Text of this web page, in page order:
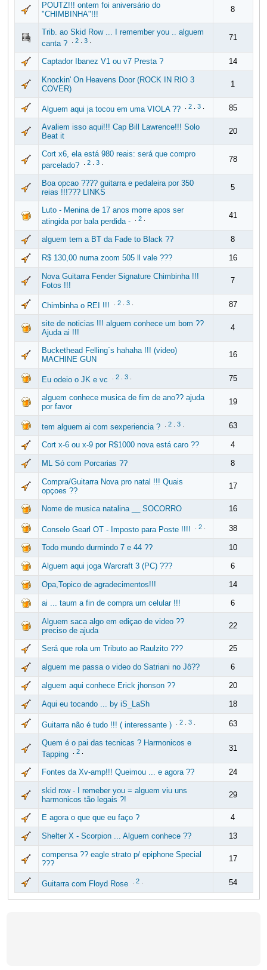
POUTZ!!! ontem foi aniversário do
"CHIMBINHA"!!!
8
Trib. ao Skid Row ... I remember you .. alguem
canta ?
2. 3. 71
Captador Ibanez V1 ou v7 Presta ? 14
Knockin' On Heavens Door (ROCK IN RIO 3
COVER)
1
Alguem aqui ja tocou em uma VIOLA ?? 2. 3. 85
Avaliem isso aqui!!! Cap Bill Lawrence!!! Solo
Beat it
20
Cort x6, ela está 980 reais: será que compro
parcelado?
2. 3. 78
Boa opcao ???? guitarra e pedaleira por 350
reias !!!??? LINKS
5
Luto - Menina de 17 anos morre apos ser
atingida por bala perdida -
2. 41
alguem tem a BT da Fade to Black ?? 8
R$ 130,00 numa zoom 505 ll vale ??? 16
Nova Guitarra Fender Signature Chimbinha !!!
Fotos !!!
7
Chimbinha o REI !!! 2. 3. 87
site de noticias !!! alguem conhece um bom ??
Ajuda ai !!!
4
Buckethead Felling´s hahaha !!! (video)
MACHINE GUN
16
Eu odeio o JK e vc 2. 3. 75
alguem conhece musica de fim de ano?? ajuda
por favor
19
tem alguem ai com sexperiencia ? 2. 3. 63
Cort x-6 ou x-9 por R$1000 nova está caro ?? 4
ML Só com Porcarias ?? 8
Compra/Guitarra Nova pro natal !!! Quais
opçoes ??
17
Nome de musica natalina __ SOCORRO 16
Conselo Gearl OT - Imposto para Poste !!!! 2. 38
Todo mundo durmindo 7 e 44 ?? 10
Alguem aqui joga Warcraft 3 (PC) ??? 6
Opa,Topico de agradecimentos!!! 14
ai ... taum a fin de compra um celular !!! 6
Alguem saca algo em ediçao de video ??
preciso de ajuda
22
Será que rola um Tributo ao Raulzito ??? 25
alguem me passa o video do Satriani no Jô?? 6
alguem aqui conhece Erick jhonson ?? 20
Aqui eu tocando ... by iS_LaSh 18
Guitarra não é tudo !!! ( interessante ) 2. 3. 63
Quem é o pai das tecnicas ? Harmonicos e
Tapping
2. 31
Fontes da Xv-amp!!! Queimou ... e agora ?? 24
skid row - I remeber you = alguem viu uns
harmonicos tão legais ?!
29
E agora o que que eu faço ? 4
Shelter X - Scorpion ... Alguem conhece ?? 13
compensa ?? eagle strato p/ epiphone Special
???
17
Guitarra com Floyd Rose 2. 54